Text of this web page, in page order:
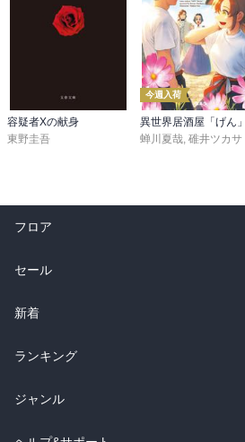
容疑者Xの献身
東野圭吾
今週入荷
蝉川夏哉 碓井ツカサ
フロア
総合
ラノベ
雑誌・グラビア
BL・TL
セール
総合
ラノベ
雑誌・グラビア
BL・TL
新着
総合
ラノベ
雑誌・グラビア
ランキング
総合
ラノベ
ジャンル